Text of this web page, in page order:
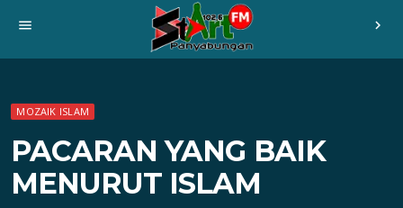
menu chevron_right
MOZAIK ISLAM
PACARAN YANG BAIK
MENURUT ISLAM